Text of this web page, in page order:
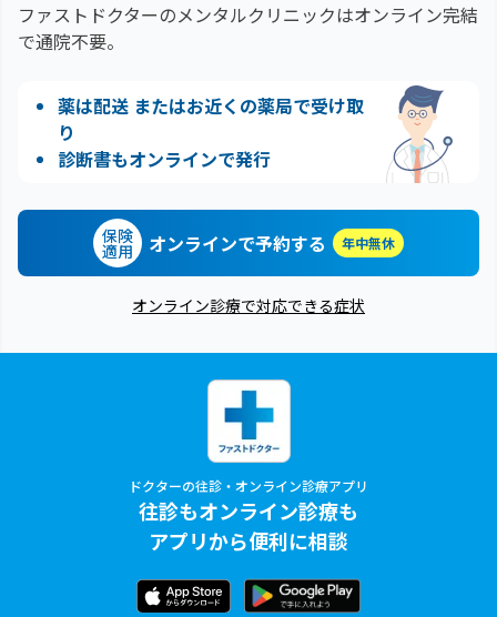
ファストドクターのメンタルクリニックはオンライン完結
で通院不要。
薬は配送 またはお近くの薬局で受け取
り
診断書もオンラインで発行
保険
適用 オンラインで予約する 年中無休
オンライン診療で対応できる症状
ドクターの往診・オンライン診療アプリ
往診もオンライン診療も
アプリから便利に相談